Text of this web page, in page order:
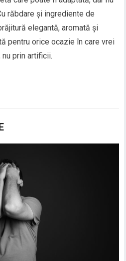
răbdare și ingrediente de
elegantă, aromată și
pentru orice ocazie în care vrei
prin artificii.